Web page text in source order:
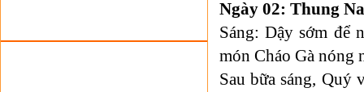
Ngày 02: Thung
Sáng: Dậy sớm để
món Cháo Gà nóng
Sau bữa sáng,